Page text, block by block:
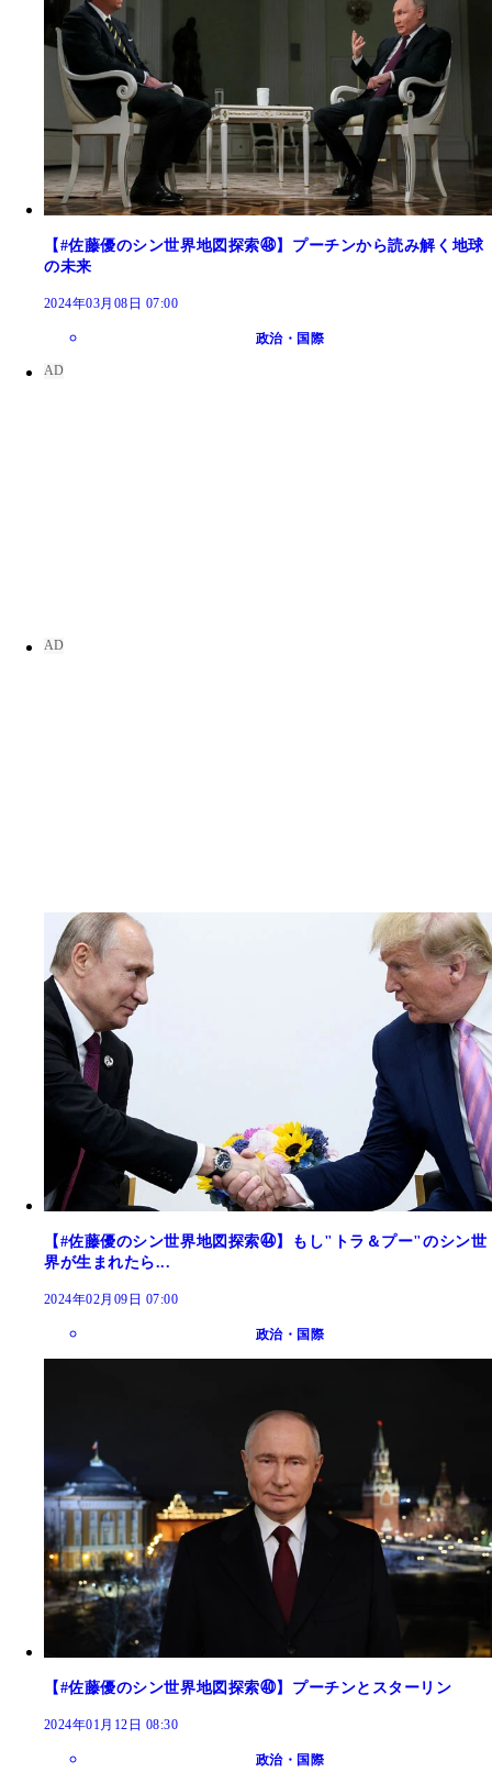
【#佐藤優のシン世界地図探索㊽】プーチンから読み解く地球
の未来
2024年03月08日 07:00
政治・国際
【#佐藤優のシン世界地図探索㊹】もし"トラ＆プー"のシン世
界が生まれたら...
2024年02月09日 07:00
政治・国際
【#佐藤優のシン世界地図探索㊵】プーチンとスターリン
2024年01月12日 08:30
政治・国際